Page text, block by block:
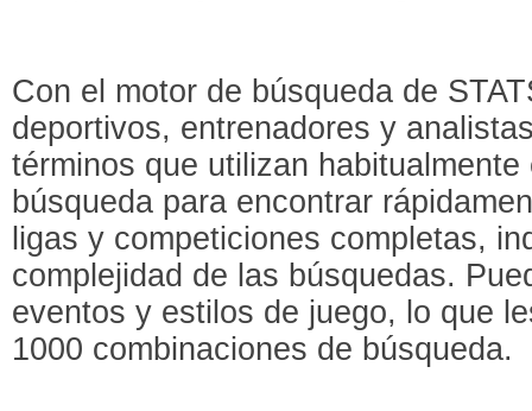
Con el motor de búsqueda de
deportivos, entrenadores y
términos que utilizan
búsqueda para encontrar
ligas y competiciones completas,
complejidad de las búsquedas.
eventos y estilos de juego, lo que
1000 combinaciones de búsqueda.